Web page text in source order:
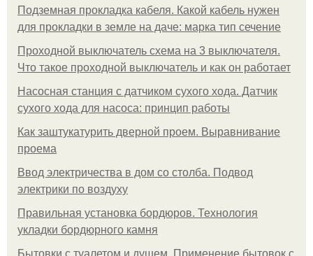
Подземная прокладка кабеля. Какой кабель нужен
для прокладки в земле на даче: марка тип сечение
Проходной выключатель схема на 3 выключателя.
Что такое проходной выключатель и как он работает
Насосная станция с датчиком сухого хода. Датчик
сухого хода для насоса: принцип работы
Как заштукатурить дверной проем. Выравнивание
проема
Ввод электричества в дом со столба. Подвод
электрики по воздуху
Правильная установка бордюров. Технология
укладки бордюрного камня
Бытовки с туалетом и душем. Применение бытовок с